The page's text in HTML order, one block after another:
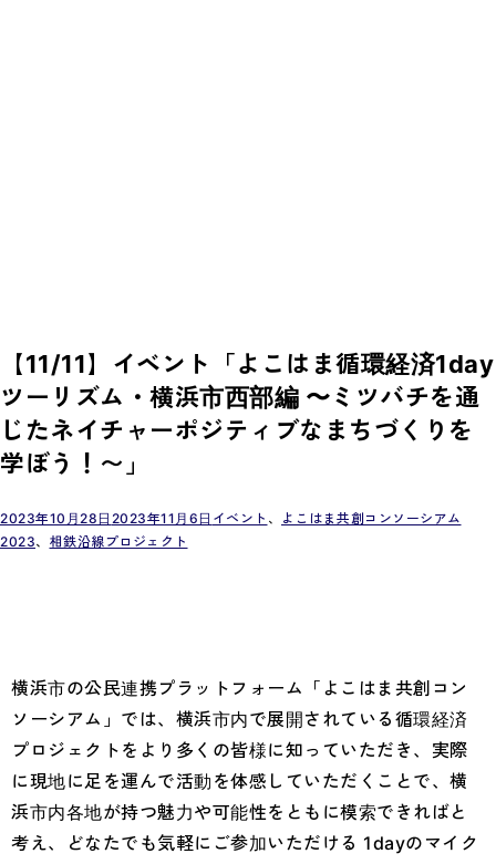
【11/11】イベント「よこはま循環経済1day
ツーリズム・横浜市西部編 〜ミツバチを通
じたネイチャーポジティブなまちづくりを
学ぼう！〜」
2023年10月28日 2023年11月6日 イベント 、
よこはま共創コンソーシアム
2023、 相鉄沿線プロジェクト
横浜市の公民連携プラットフォーム「よこはま共創コン
ソーシアム」では、横浜市内で展開されている循環経済
プロジェクトをより多くの皆様に知っていただき、実際
に現地に足を運んで活動を体感していただくことで、横
浜市内各地が持つ魅力や可能性をともに模索できればと
考え、どなたでも気軽にご参加いただける 1dayのマイク